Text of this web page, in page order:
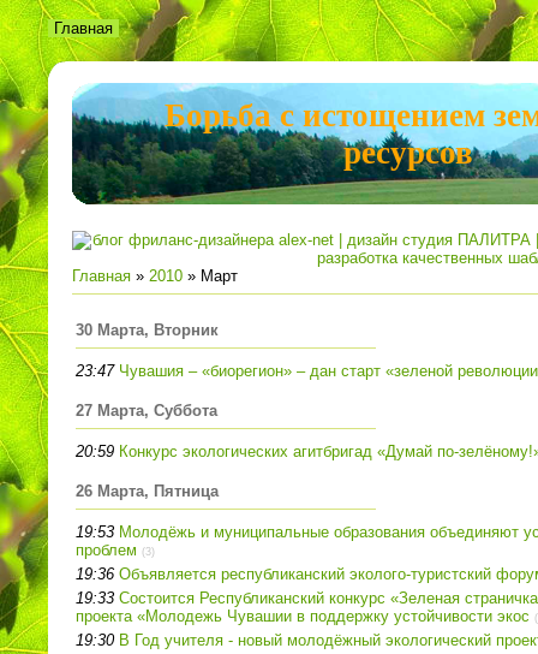
Борьба с истощением
ресурсов
Главная
Главная » 2010 » Март
30 Марта, Вторник
23:47 Чувашия – «биорегион» – дан старт «зеленой
27 Марта, Суббота
20:59 Конкурс экологических агитбригад «Думай по-
26 Марта, Пятница
19:53 Молодёжь и муниципальные образования объединяют
проблем (3)
19:36 Объявляется республиканский эколого-туристский
19:33 Состоится Республиканский конкурс «Зеленая
проекта «Молодежь Чувашии в поддержку устойчивости экос
19:30 В Год учителя - новый молодёжный экологический